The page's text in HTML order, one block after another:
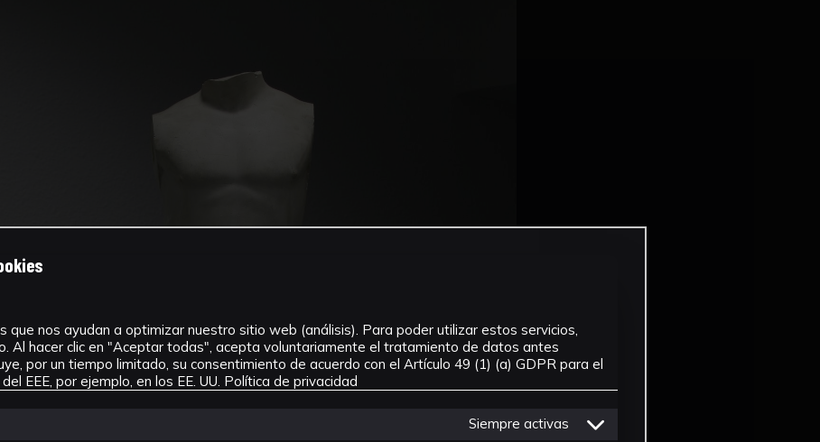
que nos ayudan a optimizar nuestro sitio web (análisis). Para poder utilizar estos servicios,
Al hacer clic en "Aceptar todas", acepta voluntariamente el tratamiento de datos antes
por un tiempo limitado, su consentimiento de acuerdo con el Artículo 49 (1) (a) GDPR para el
EEE, por ejemplo, en los EE. UU. Política de privacidad
Siempre activas